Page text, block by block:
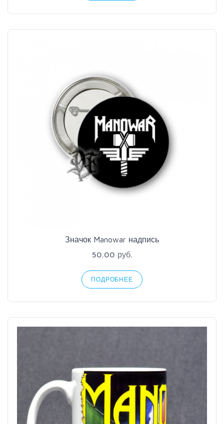
Значок Manowar надпись
50.00 руб.
ПОДРОБНЕЕ